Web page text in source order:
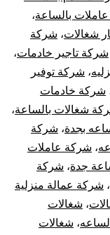
بالساعة،
شغالات، شركة
شركة تاجير خادمات،
، شركة توفير
شركة خادمات
شغالات بالساعة،
بجدة، شركة
، شركة عاملات
جدة، شركة
، شركة عمالة منزلية
، شغالات
، شغالات